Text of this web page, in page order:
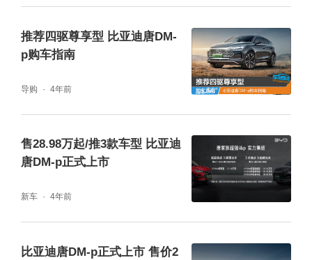
推荐四驱尊享型 比亚迪唐DM-
p购车指南
导购 4年前
售28.98万起/推3款车型 比亚迪
唐DM-p正式上市
新车 4年前
比亚迪唐DM-p正式上市 售价2